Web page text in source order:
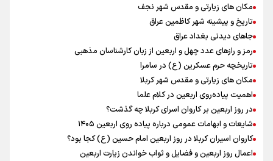
امیررضا غلامی، ملی پوش تکواندو : تمرکزم روی مسابقات پاکستان است نه
بازی های آسیایی
رادین زینالی، ملی پوش تکواندو : قدم به قدم تلاش می کنم تا به طلای
المپیک برسم
کانادا دو مظنون تیراندازی در نزدیکی کنسولگری آمریکا را بازداشت کرد
ونس: ایرانی‌ها مذاکره‌کنندگان سرسختی هستند
اردوی تیم ملی تکواندو
در ادامه سیاست جوان‌گرایی در پرسپولیس؛ ستاره‌های امید به بزرگسالان
اضافه شدند
مکان های زیارتی و مقدس شهر نجف
تاریخ و پیشینه شهر کاظمین عراق
جاهای دیدنی بغداد عراق
رمز و رازهای عدد چهل و اربعین از زبان کارشناسان مذهبی
تاریخچه حرم عسکرین (ع) در سامرا
مکان های زیارتی و مقدس شهر کربلا
اهمیت پیاده‌روی اربعین در کلام علما
در روز اربعین بر کاروان اسرای کربلا چه گذشت؟
شایعات و ابهامات عمومی درباره پیاده روی اربعین ۱۴۰۵
کاروان اسیران کربلا در روز اربعین امام حسین (ع) کجا بود؟
اعمال روز اربعین و فضایل و ثواب خواندن زیارت اربعین